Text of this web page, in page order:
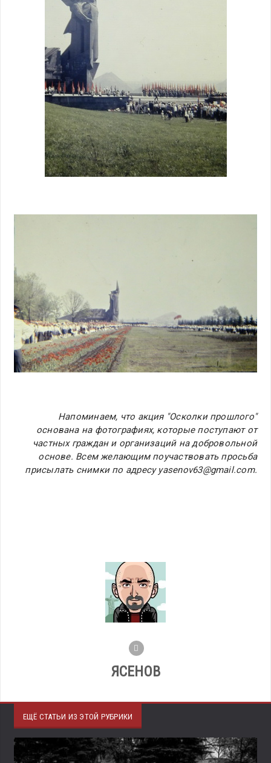
Напоминаем, что акция "Осколки прошлого"
основана на фотографиях, которые поступают от
частных граждан и организаций на добровольной
основе. Всем желающим поучаствовать просьба
присылать снимки по адресу yasenov63@gmail.com.
ЯСЕНОВ
ЕЩЁ СТАТЬИ ИЗ ЭТОЙ РУБРИКИ